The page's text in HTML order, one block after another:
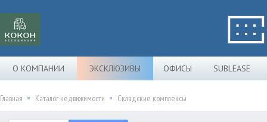
О КОМПАНИИ ЭКСКЛЮЗИВЫ ОФИСЫ SUBLEASE
Главная Каталог недвижимости Складские комплексы